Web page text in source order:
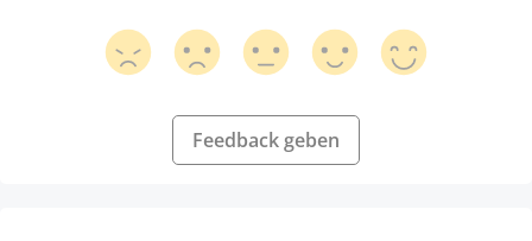
Feedback geben